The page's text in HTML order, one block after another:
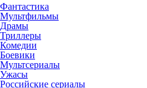
Фантастика
Мультфильмы
Драмы
Триллеры
Комедии
Боевики
Мультсериалы
Ужасы
Российские сериалы